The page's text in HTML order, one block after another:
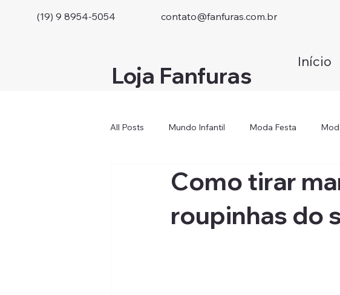
(19) 9 8954-5054 contato@fanfuras.com.br
Loja Fanfuras
Início
All Posts Mundo Infantil Moda Festa
Como tirar
roupinhas do